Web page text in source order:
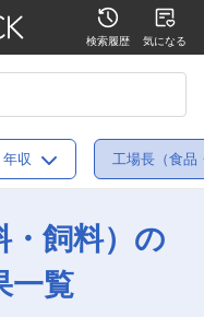
検索履歴 気になる
年収 工場長（食品
・飼料）の
一覧